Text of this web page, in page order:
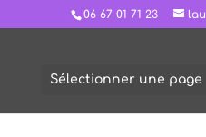
06 67 01 71 23
Sélectionner une page